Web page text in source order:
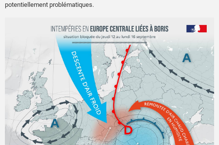
potentiellement problématiques.